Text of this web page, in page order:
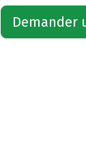
Demander